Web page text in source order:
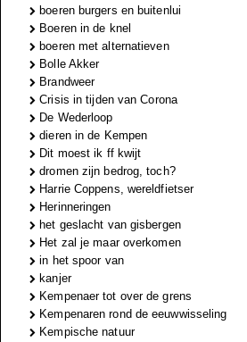
boeren burgers en buitenlui
Boeren in de knel
boeren met alternatieven
Bolle Akker
Brandweer
Crisis in tijden van Corona
De Wederloop
dieren in de Kempen
Dit moest ik ff kwijt
dromen zijn bedrog, toch?
Harrie Coppens, wereldfietser
Herinneringen
het geslacht van gisbergen
Het zal je maar overkomen
in het spoor van
kanjer
Kempenaer tot over de grens
Kempenaren rond de eeuwwisseling
Kempische natuur